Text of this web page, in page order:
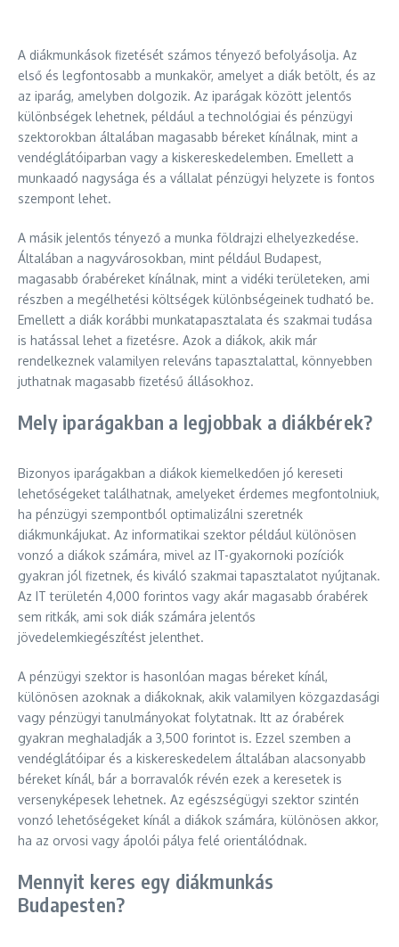
A diákmunkások fizetését számos tényező befolyásolja. Az
első és legfontosabb a munkakör, amelyet a diák betölt, és az
az iparág, amelyben dolgozik. Az iparágak között jelentős
különbségek lehetnek, például a technológiai és pénzügyi
szektorokban általában magasabb béreket kínálnak, mint a
vendéglátóiparban vagy a kiskereskedelemben. Emellett a
munkaadó nagysága és a vállalat pénzügyi helyzete is fontos
szempont lehet.
A másik jelentős tényező a munka földrajzi elhelyezkedése.
Általában a nagyvárosokban, mint például Budapest,
magasabb órabéreket kínálnak, mint a vidéki területeken, ami
részben a megélhetési költségek különbségeinek tudható be.
Emellett a diák korábbi munkatapasztalata és szakmai tudása
is hatással lehet a fizetésre. Azok a diákok, akik már
rendelkeznek valamilyen releváns tapasztalattal, könnyebben
juthatnak magasabb fizetésű állásokhoz.
Mely iparágakban a legjobbak a diákbérek?
Bizonyos iparágakban a diákok kiemelkedően jó kereseti
lehetőségeket találhatnak, amelyeket érdemes megfontolniuk,
ha pénzügyi szempontból optimalizálni szeretnék
diákmunkájukat. Az informatikai szektor például különösen
vonzó a diákok számára, mivel az IT-gyakornoki pozíciók
gyakran jól fizetnek, és kiváló szakmai tapasztalatot nyújtanak.
Az IT területén 4,000 forintos vagy akár magasabb órabérek
sem ritkák, ami sok diák számára jelentős
jövedelemkiegészítést jelenthet.
A pénzügyi szektor is hasonlóan magas béreket kínál,
különösen azoknak a diákoknak, akik valamilyen közgazdasági
vagy pénzügyi tanulmányokat folytatnak. Itt az órabérek
gyakran meghaladják a 3,500 forintot is. Ezzel szemben a
vendéglátóipar és a kiskereskedelem általában alacsonyabb
béreket kínál, bár a borravalók révén ezek a keresetek is
versenyképesek lehetnek. Az egészségügyi szektor szintén
vonzó lehetőségeket kínál a diákok számára, különösen akkor,
ha az orvosi vagy ápolói pálya felé orientálódnak.
Mennyit keres egy diákmunkás
Budapesten?